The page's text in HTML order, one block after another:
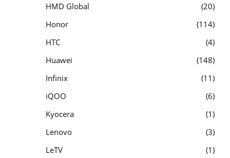
HMD Global
20
Honor
114
HTC
4
Huawei
148
Infinix
11
iQOO
6
Kyocera
1
Lenovo
3
LeTV
1